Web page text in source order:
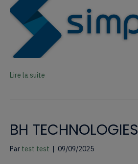
Lire la suite
BH TECHNOLOGIES
Par test test 09/09/2025